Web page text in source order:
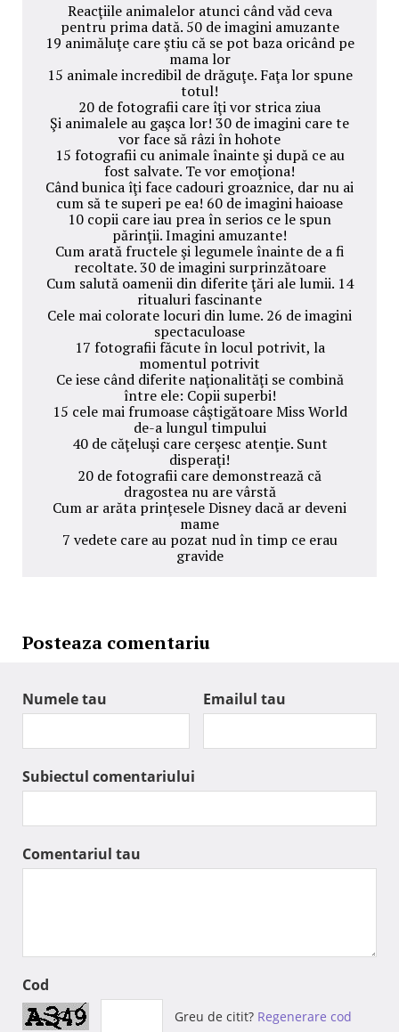
Reacţiile animalelor atunci când văd ceva
pentru prima dată. 50 de imagini amuzante
19 animăluţe care ştiu că se pot baza oricând pe
mama lor
15 animale incredibil de drăguţe. Faţa lor spune
totul!
20 de fotografii care îţi vor strica ziua
Şi animalele au gaşca lor! 30 de imagini care te
vor face să râzi în hohote
15 fotografii cu animale înainte şi după ce au
fost salvate. Te vor emoţiona!
Când bunica îţi face cadouri groaznice, dar nu ai
cum să te superi pe ea! 60 de imagini haioase
10 copii care iau prea în serios ce le spun
părinţii. Imagini amuzante!
Cum arată fructele şi legumele înainte de a fi
recoltate. 30 de imagini surprinzătoare
Cum salută oamenii din diferite ţări ale lumii. 14
ritualuri fascinante
Cele mai colorate locuri din lume. 26 de imagini
spectaculoase
17 fotografii făcute în locul potrivit, la
momentul potrivit
Ce iese când diferite naţionalităţi se combină
între ele: Copii superbi!
15 cele mai frumoase câştigătoare Miss World
de-a lungul timpului
40 de căţeluşi care cerşesc atenţie. Sunt
disperaţi!
20 de fotografii care demonstrează că
dragostea nu are vârstă
Cum ar arăta prinţesele Disney dacă ar deveni
mame
7 vedete care au pozat nud în timp ce erau
gravide
Posteaza comentariu
Numele tau Emailul tau
Subiectul comentariului
Comentariul tau
Cod
Greu de citit? Regenerare cod